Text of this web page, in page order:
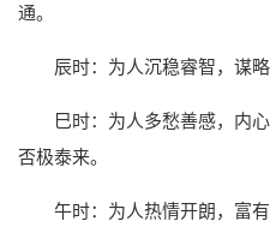
通。
辰时：为人沉稳睿智，谋
巳时：为人多愁善感，内
否极泰来。
午时：为人热情开朗，富